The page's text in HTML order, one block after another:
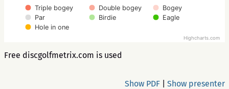
Triple bogey Double bogey
Bogey
Par
Birdie
Eagle
Hole in one
Highcharts.com
Free discgolfmetrix.com is used
Show presenter
Show PDF